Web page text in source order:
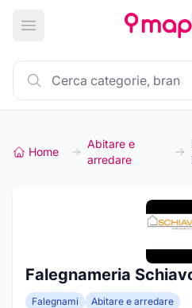
Apri menu principale
Home
Abitare e
arredare
Falegnameria
Falegnami Abitare e arredare